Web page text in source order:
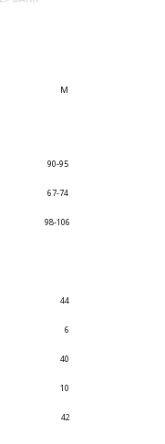
M
90-95
67-74
98-106
44
6
40
10
42